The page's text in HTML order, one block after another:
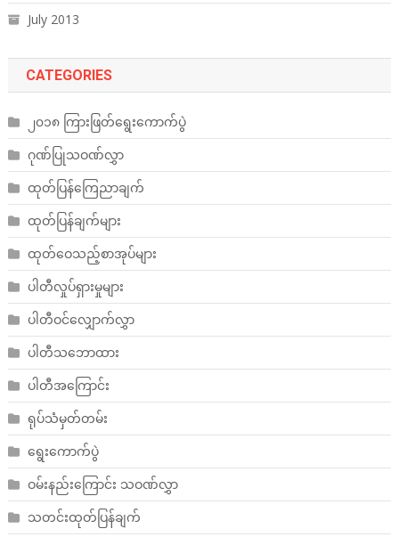
July 2013
CATEGORIES
၂၀၁၈ ကြားဖြတ်ရွေးကောက်ပွဲ
ဂုဏ်ပြုသဝဏ်လွှာ
ထုတ်ပြန်ကြေညာချက်
ထုတ်ပြန်ချက်များ
ထုတ်ဝေသည့်စာအုပ်များ
ပါတီလှုပ်ရှားမှုများ
ပါတီဝင်လျှောက်လွှာ
ပါတီသဘောထား
ပါတီအကြောင်း
ရုပ်သံမှတ်တမ်း
ရွေးကောက်ပွဲ
ဝမ်းနည်းကြောင်း သဝဏ်လွှာ
သတင်းထုတ်ပြန်ချက်